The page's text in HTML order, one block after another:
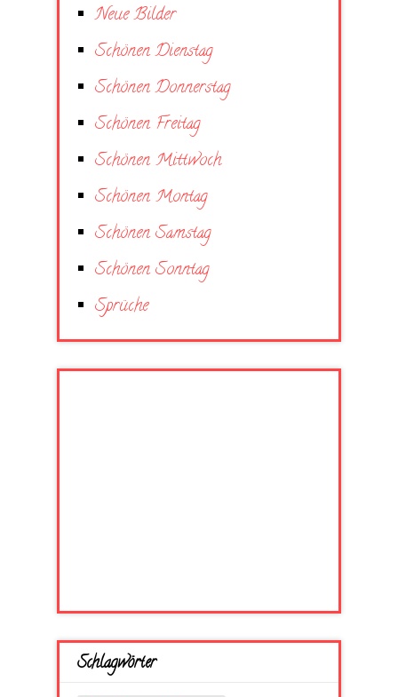
Neue Bilder
Schönen Dienstag
Schönen Donnerstag
Schönen Freitag
Schönen Mittwoch
Schönen Montag
Schönen Samstag
Schönen Sonntag
Sprüche
Schlagwörter